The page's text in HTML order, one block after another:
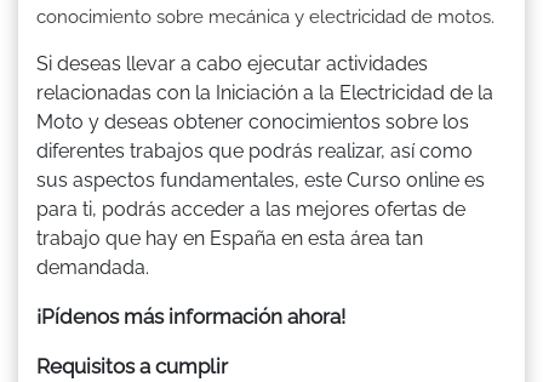
conocimiento sobre mecánica y electricidad de motos.
Si deseas llevar a cabo ejecutar actividades
relacionadas con la Iniciación a la Electricidad de la
Moto y deseas obtener conocimientos sobre los
diferentes trabajos que podrás realizar, así como
sus aspectos fundamentales, este Curso online es
para ti, podrás acceder a las mejores ofertas de
trabajo que hay en España en esta área tan
demandada.
¡Pídenos más información ahora!
Requisitos a cumplir